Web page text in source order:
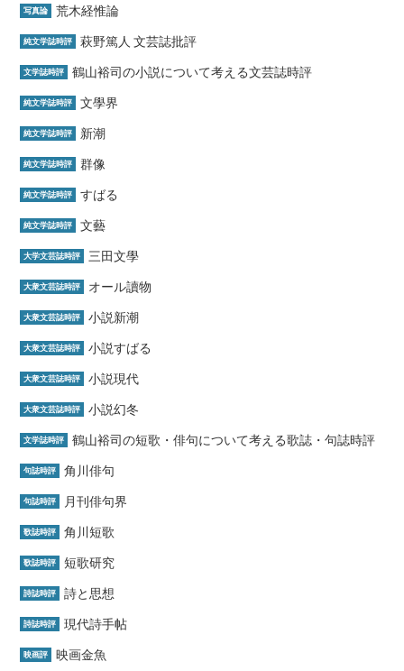
写真論 荒木経惟論
純文学誌時評 萩野篤人 文芸誌批評
文学誌時評 鶴山裕司の小説について考える文芸誌時評
純文学誌時評 文學界
純文学誌時評 新潮
純文学誌時評 群像
純文学誌時評 すばる
純文学誌時評 文藝
大学文芸誌時評 三田文學
大衆文芸誌時評 オール讀物
大衆文芸誌時評 小説新潮
大衆文芸誌時評 小説すばる
大衆文芸誌時評 小説現代
大衆文芸誌時評 小説幻冬
文学誌時評 鶴山裕司の短歌・俳句について考える歌誌・句誌時評
句誌時評 角川俳句
句誌時評 月刊俳句界
歌誌時評 角川短歌
歌誌時評 短歌研究
詩誌時評 詩と思想
詩誌時評 現代詩手帖
映画評 映画金魚